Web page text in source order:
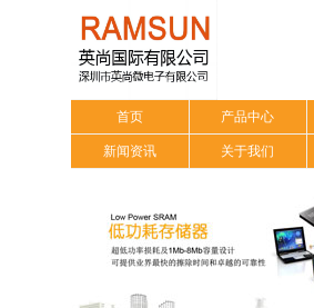
首页 产品中心
新闻资讯 关于我们